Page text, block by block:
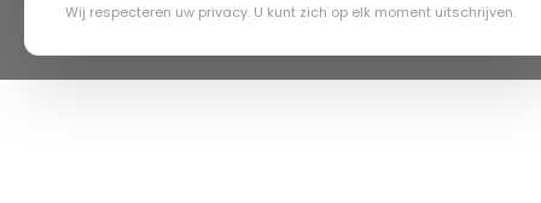
Wij respecteren uw privacy. U kunt zich op elk moment uitschrijven.